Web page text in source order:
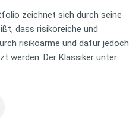
zeichnet sich durch seine
dass risikoreiche und
risikoarme und dafür jedoch
werden. Der Klassiker unter